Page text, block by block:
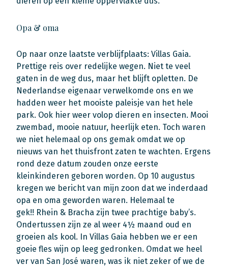
Opa & oma
Op naar onze laatste verblijfplaats: Villas Gaia.
Prettige reis over redelijke wegen. Niet te veel
gaten in de weg dus, maar het blijft opletten. De
Nederlandse eigenaar verwelkomde ons en we
hadden weer het mooiste paleisje van het hele
park. Ook hier weer volop dieren en insecten. Mooi
zwembad, mooie natuur, heerlijk eten. Toch waren
we niet helemaal op ons gemak omdat we op
nieuws van het thuisfront zaten te wachten. Ergens
rond deze datum zouden onze eerste
kleinkinderen geboren worden. Op 10 augustus
kregen we bericht van mijn zoon dat we inderdaad
opa en oma geworden waren. Helemaal te
gek!! Rhein & Bracha zijn twee prachtige baby’s.
Ondertussen zijn ze al weer 4½ maand oud en
groeien als kool. In Villas Gaia hebben we er een
goeie fles wijn op leeg gedronken. Omdat we heel
ver van San José waren, was ik niet zeker of we de